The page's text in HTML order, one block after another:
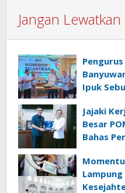
Jangan Lewatkan
Ipuk
Jajaki
Besar
Bahas